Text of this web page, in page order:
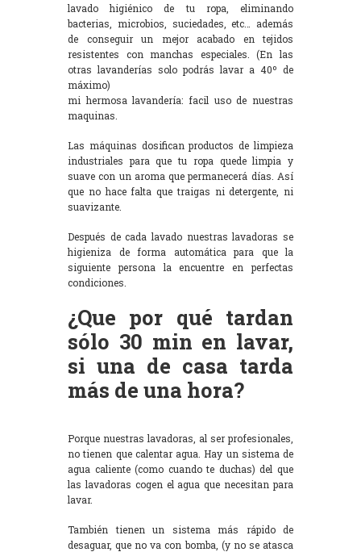
lavado higiénico de tu ropa, eliminando
bacterias, microbios, suciedades, etc… además
de conseguir un mejor acabado en tejidos
resistentes con manchas especiales. (En las
otras lavanderías solo podrás lavar a 40º de
máximo)
mi hermosa lavandería: facil uso de nuestras
maquinas.
Las máquinas dosifican productos de limpieza
industriales para que tu ropa quede limpia y
suave con un aroma que permanecerá días. Así
que no hace falta que traigas ni detergente, ni
suavizante.
Después de cada lavado nuestras lavadoras se
higieniza de forma automática para que la
siguiente persona la encuentre en perfectas
condiciones.
¿Que por qué tardan
sólo 30 min en lavar,
si una de casa tarda
más de una hora?
Porque nuestras lavadoras, al ser profesionales,
no tienen que calentar agua. Hay un sistema de
agua caliente (como cuando te duchas) del que
las lavadoras cogen el agua que necesitan para
lavar.
También tienen un sistema más rápido de
desaguar, que no va con bomba, (y no se atasca